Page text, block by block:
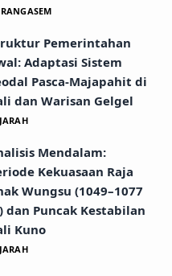
Pemerintahan
Adaptasi Sistem
Pasca-Majapahit di
dan Warisan Gelgel
Mendalam:
Kekuasaan Raja
Wungsu (1049–1077
dan Puncak Kestabilan
Kuno